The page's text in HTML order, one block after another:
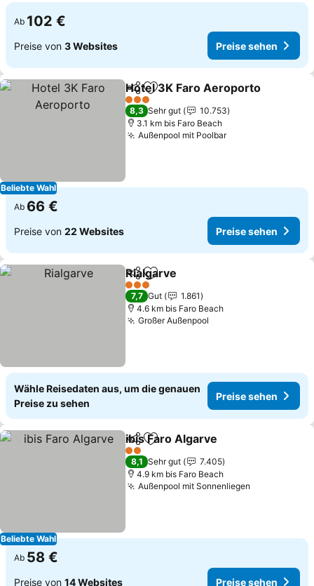
Ab 102 €
Preise von 3 Websites Preise sehen
Beliebte Wahl
TeilenZu Favoriten hinzufügen
Hotel 3K Faro Aeroporto
3 Sterne
8,3 Sehr gut
10.753
3.1 km bis Faro Beach
Außenpool mit Poolbar
Ab 66 €
Preise von 22 Websites Preise sehen
TeilenZu Favoriten hinzufügen
Rialgarve
3 Sterne
7,7 Gut
1.861
4.6 km bis Faro Beach
Großer Außenpool
Wähle Reisedaten aus, um die genauen
Preise zu sehen
Preise sehen
Beliebte Wahl
TeilenZu Favoriten hinzufügen
ibis Faro Algarve
2 Sterne
8,1 Sehr gut
7.405
4.9 km bis Faro Beach
Außenpool mit Sonnenliegen
Ab 58 €
Preise von 14 Websites Preise sehen